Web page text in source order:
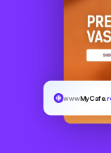
wwwMyCafe